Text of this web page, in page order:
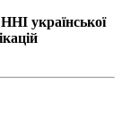
української